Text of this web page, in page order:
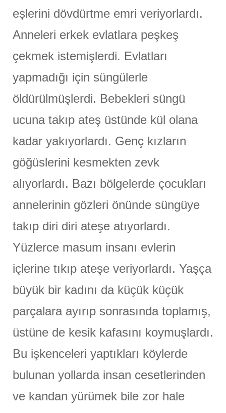
eşlerini dövdürtme emri veriyorlardı.
Anneleri erkek evlatlara peşkeş
çekmek istemişlerdi. Evlatları
yapmadığı için süngülerle
öldürülmüşlerdi. Bebekleri süngü
ucuna takıp ateş üstünde kül olana
kadar yakıyorlardı. Genç kızların
göğüslerini kesmekten zevk
alıyorlardı. Bazı bölgelerde çocukları
annelerinin gözleri önünde süngüye
takıp diri diri ateşe atıyorlardı.
Yüzlerce masum insanı evlerin
içlerine tıkıp ateşe veriyorlardı. Yaşça
büyük bir kadını da küçük küçük
parçalara ayırıp sonrasında toplamış,
üstüne de kesik kafasını koymuşlardı.
Bu işkenceleri yaptıkları köylerde
bulunan yollarda insan cesetlerinden
ve kandan yürümek bile zor hale